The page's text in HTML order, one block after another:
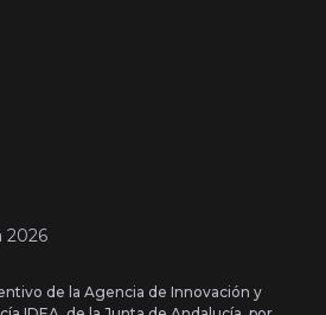
2026
de la Agencia de Innovación y